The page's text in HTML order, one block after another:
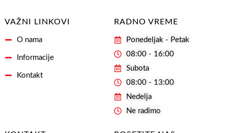
VAŽNI LINKOVI
O nama
Informacije
Kontakt
RADNO VREME
Ponedeljak - Petak
08:00 - 16:00
Subota
08:00 - 13:00
Nedelja
Ne radimo